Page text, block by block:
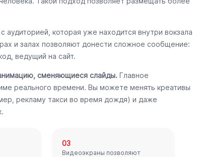
аудиторией, которая уже находится внутри вокзала
и залах позволяют донести сложное сообщение:
ведущий на сайт.
сменяющиеся слайды.Главное
реального времени. Вы можете менять креативы
рекламу такси во время дождя) и даже
03
Видеоэкраны позволяют